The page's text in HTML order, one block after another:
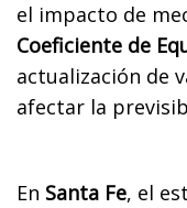
el impacto de
Coeficiente de
actualización de
afectar la
En Santa Fe, el